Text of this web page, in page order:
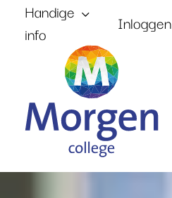
Handige
info
Inloggen
Home